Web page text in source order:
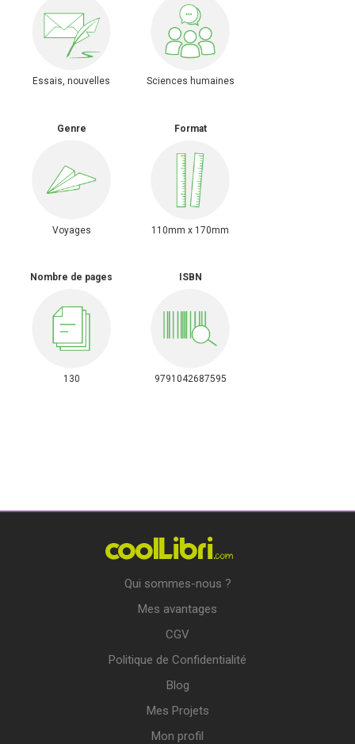
Essais, nouvelles Sciences humaines
Genre
Voyages
Format
110mm x 170mm
Nombre de pages
130
ISBN
9791042687595
Qui sommes-nous ?
Mes avantages
CGV
Politique de Confidentialité
Blog
Mes Projets
Mon profil